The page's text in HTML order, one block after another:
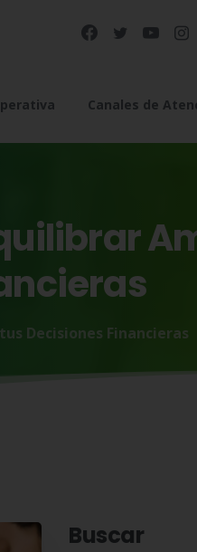
Canales de
Decisiones Financieras
Buscar